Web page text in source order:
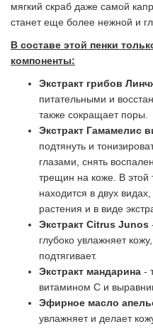
мягкий скраб даже самой
станет еще более нежной и
В составе этой пенки
компоненты:
Экстракт грибов
питательными и
также сокращает поры.
Экстракт Гамамелис
подтянуть и
глазами, снять
трещин на коже. В этой
находится в двух
растения и в виде
Экстракт Citrus Junos
глубоко увлажняет
подтягивает.
Экстракт мандарина -
витамином С и
Эфирное масло
увлажняет и делает